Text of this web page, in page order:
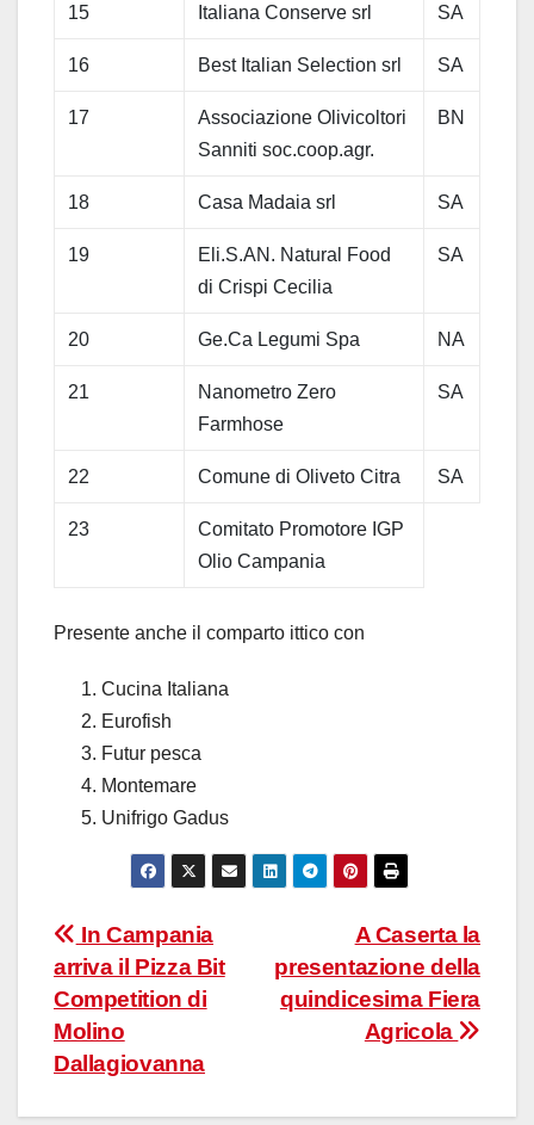
15 Italiana Conserve srl SA
16 Best Italian Selection srl SA
17
Associazione Olivicoltori
Sanniti soc.coop.agr.
BN
18 Casa Madaia srl SA
19
Eli.S.AN. Natural Food
di Crispi Cecilia
SA
20 Ge.Ca Legumi Spa NA
21
Nanometro Zero
Farmhose
SA
22 Comune di Oliveto Citra SA
23
Comitato Promotore IGP
Olio Campania
Presente anche il comparto ittico con
Cucina Italiana
Eurofish
Futur pesca
Montemare
Unifrigo Gadus
Navigazione
articoli
A Caserta la
presentazione della
quindicesima Fiera
Agricola
In Campania
arriva il Pizza Bit
Competition di
Molino
Dallagiovanna